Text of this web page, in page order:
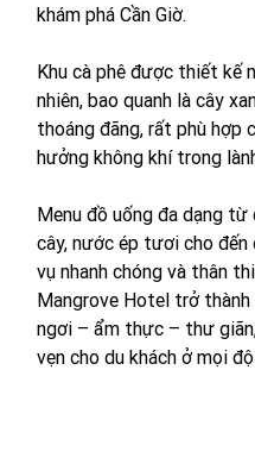
khám phá Cần Giờ.
Khu cà phê được thiết kế
nhiên, bao quanh là cây
thoáng đãng, rất phù hợp
hưởng không khí trong
Menu đồ uống đa dạng
cây, nước ép tươi cho đến
vụ nhanh chóng và thân
Mangrove Hotel trở
ngơi – ẩm thực – thư
vẹn cho du khách ở mọi